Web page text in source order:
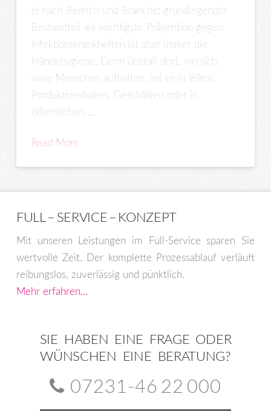
je nach Bereich und Branche; grundlegender
Bestandteil als wichtigste Prävention gegen
Infektionskrankheiten ist aber immer die
Händehygiene. Denn überall dort, wo sich
viele Menschen aufhalten, sei es in Büros,
Produktionshallen, Geschäften oder in
öffentlichen …
Read More
FULL – SERVICE – KONZEPT
Mit unseren Leistungen im Full-Service sparen Sie
wertvolle Zeit. Der komplette Prozessablauf verläuft
reibungslos, zuverlässig und pünktlich.
Mehr erfahren…
SIE HABEN EINE FRAGE ODER
WÜNSCHEN EINE BERATUNG?
07231-46 22 000